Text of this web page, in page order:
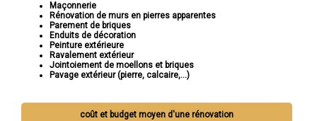
Maçonnerie
Rénovation de murs en pierres apparentes
Parement de briques
Enduits de décoration
Peinture extérieure
Ravalement extérieur
Jointoiement de moellons et briques
Pavage extérieur (pierre, calcaire,...)
coût et budget moyen d'une rénovation